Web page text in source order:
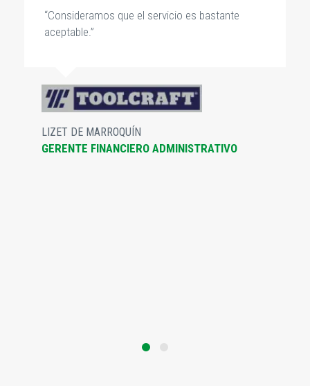
“Consideramos que el servicio es bastante
aceptable.”
LIZET DE MARROQUÍN
GERENTE FINANCIERO ADMINISTRATIVO